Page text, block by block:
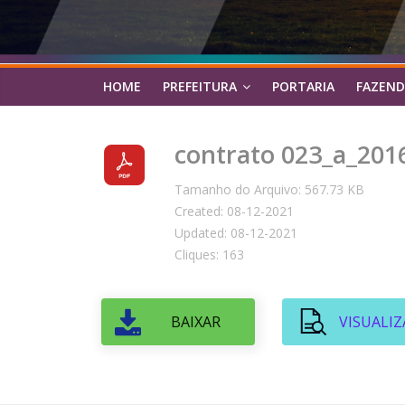
HOME PREFEITURA PORTARIA
contrato
Tamanho do Arquivo: 567.73 KB
Created: 08-12-2021
Updated: 08-12-2021
Cliques: 163
BAIXAR